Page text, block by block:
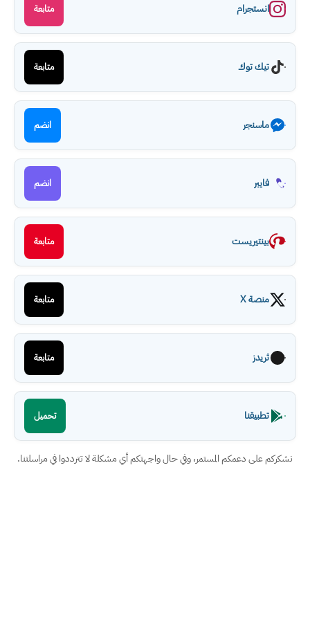
انستجرام متابعة
تيك توك متابعة
ماسنجر انضم
فايبر انضم
بينتيريست متابعة
منصة X متابعة
ثريدز متابعة
تطبيقنا تحميل
نشكركم على دعمكم المستمر، وفي حال واجهتكم أي مشكلة لا تترددوا في مراسلتنا.